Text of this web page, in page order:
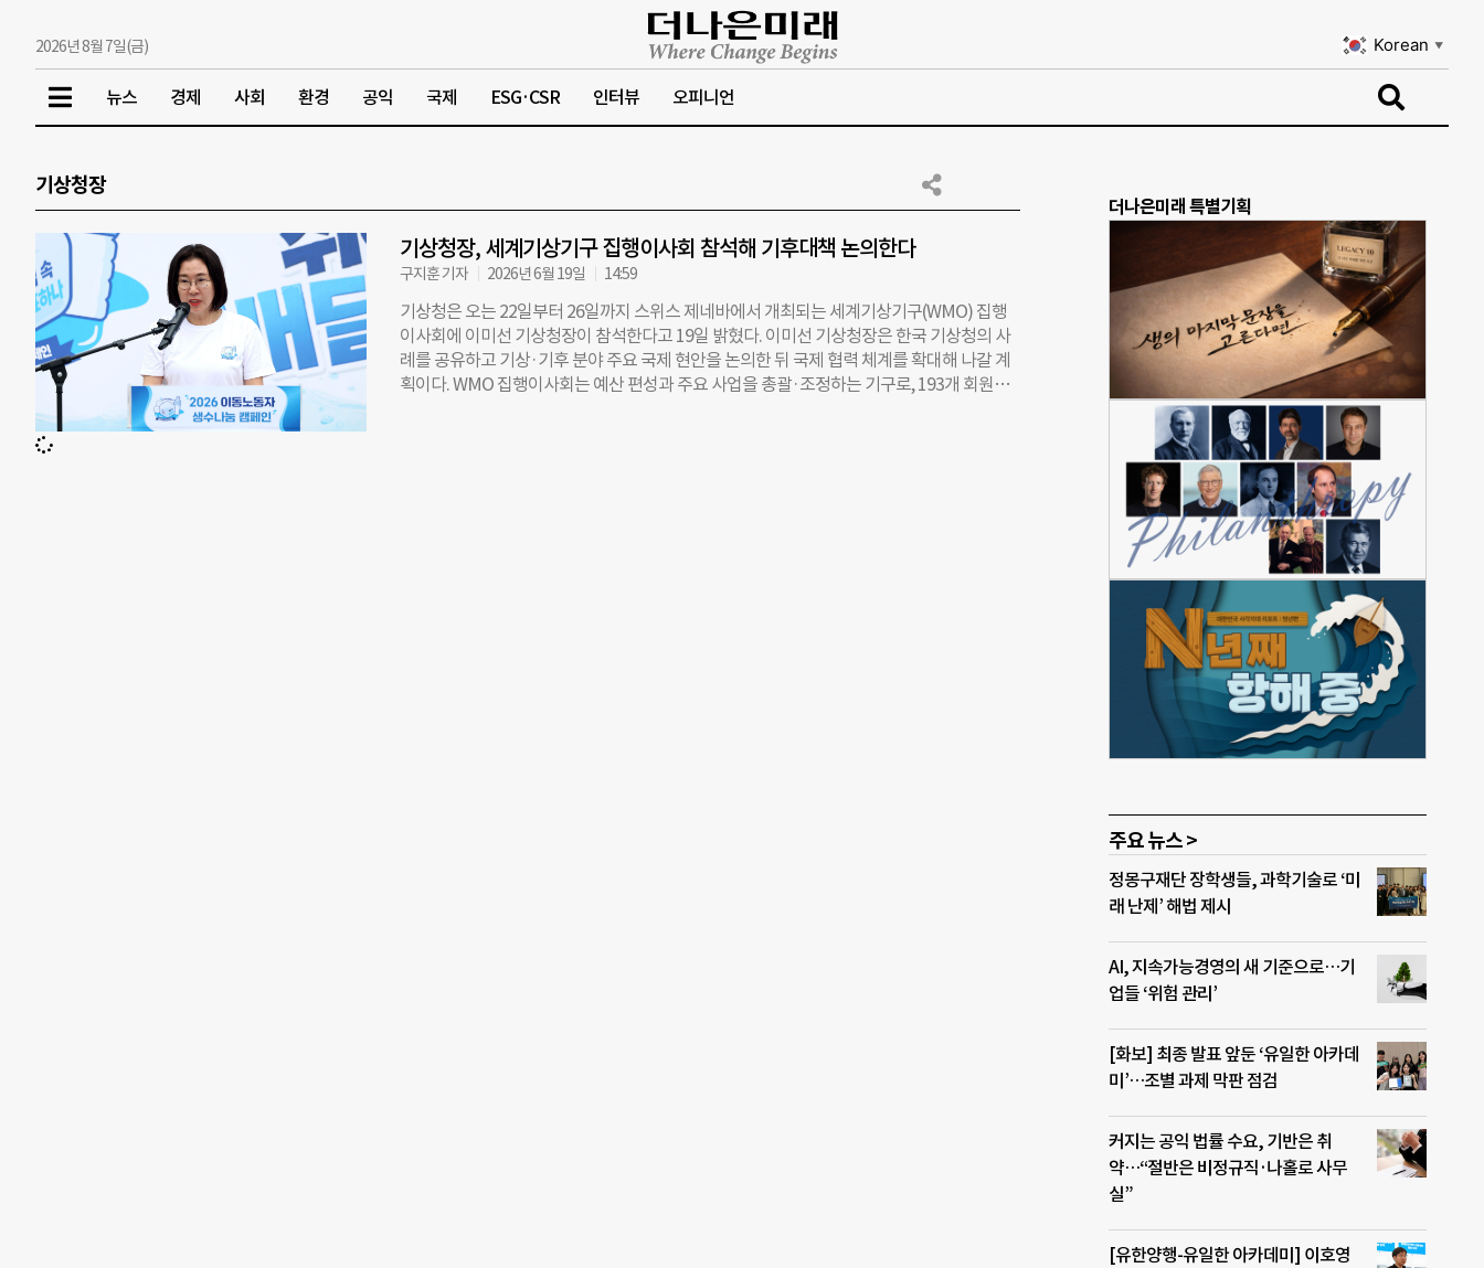
2026년 8월 7일(금) Korean ▼
뉴스 경제 사회 환경 공익 국제 ESG·CSR 인터뷰 오피니언
기상청장
기상청장, 세계기상기구 집행이사회 참석해 기후대책 논의한다
구지훈 기자 2026년 6월 19일 14:59
기상청은 오는 22일부터 26일까지 스위스 제네바에서 개최되는 세계기상기구(WMO) 집행
이사회에 이미선 기상청장이 참석한다고 19일 밝혔다. 이미선 기상청장은 한국 기상청의 사
례를 공유하고 기상·기후 분야 주요 국제 현안을 논의한 뒤 국제 협력 체계를 확대해 나갈 계
획이다. WMO 집행이사회는 예산 편성과 주요 사업을 총괄·조정하는 기구로, 193개 회원국
더나은미래 특별기획
주요 뉴스 >
정몽구재단 장학생들, 과학기술로 ‘미
래 난제’ 해법 제시
AI, 지속가능경영의 새 기준으로…기
업들 ‘위험 관리’
[화보] 최종 발표 앞둔 ‘유일한 아카데
미’…조별 과제 막판 점검
커지는 공익 법률 수요, 기반은 취
약…“절반은 비정규직·나홀로 사무
실”
[유한양행-유일한 아카데미] 이호영